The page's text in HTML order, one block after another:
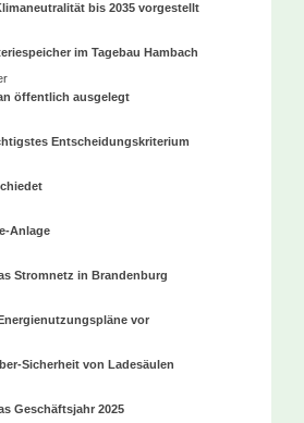
bis 2035 vorgestellt
im Tagebau Hambach
öffentlich ausgelegt
Entscheidungskriterium
Anlage
Stromnetz in Brandenburg
vor
Sicherheit von Ladesäulen
Geschäftsjahr 2025